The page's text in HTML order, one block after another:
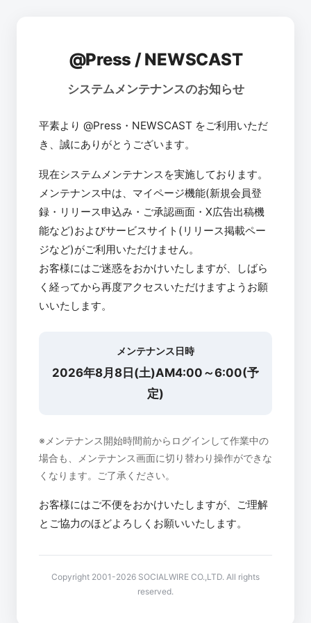
@Press / NEWSCAST
システムメンテナンスのお知らせ
平素より @Press・NEWSCAST をご利用いただ
き、誠にありがとうございます。
現在システムメンテナンスを実施しております。
メンテナンス中は、マイページ機能(新規会員登
録・リリース申込み・ご承認画面・X広告出稿機
能など)およびサービスサイト(リリース掲載ペー
ジなど)がご利用いただけません。
お客様にはご迷惑をおかけいたしますが、しばら
く経ってから再度アクセスいただけますようお願
いいたします。
メンテナンス日時
2026年8月8日(土)AM4:00～6:00(予
定)
※メンテナンス開始時間前からログインして作業中の
場合も、メンテナンス画面に切り替わり操作ができな
くなります。ご了承ください。
お客様にはご不便をおかけいたしますが、ご理解
とご協力のほどよろしくお願いいたします。
Copyright 2001-2026 SOCIALWIRE CO.,LTD. All rights
reserved.